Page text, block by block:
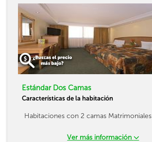
Estándar Dos Camas
Características de la habitación
Habitaciones con 2 camas Matrimoniales
Ver más información